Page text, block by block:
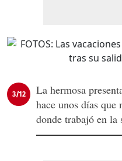
3/12
La hermosa
hace unos días
donde trabajó en la